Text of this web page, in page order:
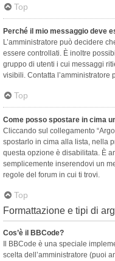
Top
Perché il mio messaggio deve
L’amministratore può decidere
essere controllati. È inoltre
gruppo di utenti i cui messaggi
visibili. Contatta l’amministratore
Top
Come posso spostare in cima
Cliccando sul collegamento
spostarlo in cima alla lista, nella
questa opzione è disabilitata. È
semplicemente inserendovi un
regole del forum in cui ti trovi.
Top
Formattazione e tipi di
Cos’è il BBCode?
Il BBCode è una speciale
scelta dell’amministratore (puoi